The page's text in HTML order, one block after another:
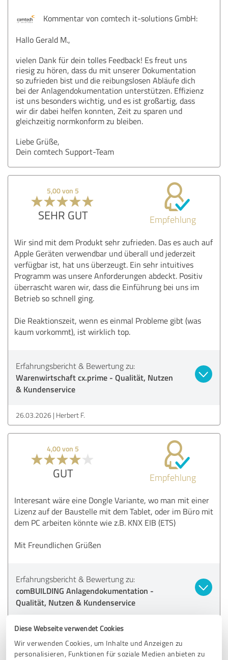
Diese Webseite verwendet Cookies
Wir verwenden Cookies, um Inhalte und Anzeigen zu
personalisieren, Funktionen für soziale Medien anbieten zu
Kommentar von comtech it-solutions GmbH:
Hallo Gerald M.,
vielen Dank für dein tolles Feedback! Es freut uns
riesig zu hören, dass du mit unserer Dokumentation
so zufrieden bist und die reibungslosen Abläufe dich
bei der Anlagendokumentation unterstützen. Effizienz
ist uns besonders wichtig, und es ist großartig, dass
wir dir dabei helfen konnten, Zeit zu sparen und
gleichzeitig normkonform zu bleiben.
Liebe Grüße,
Dein comtech Support-Team
5,00 von 5
SEHR GUT Empfehlung
Wir sind mit dem Produkt sehr zufrieden. Das es auch auf
Apple Geräten verwendbar und überall und jederzeit
verfügbar ist, hat uns überzeugt. Ein sehr intuitives
Programm was unsere Anforderungen abdeckt. Positiv
überrascht waren wir, dass die Einführung bei uns im
Betrieb so schnell ging.
Die Reaktionszeit, wenn es einmal Probleme gibt (was
kaum vorkommt), ist wirklich top.
Erfahrungsbericht & Bewertung zu:
Warenwirtschaft cx.prime - Qualität, Nutzen
& Kundenservice
26.03.2026 Herbert F.
4,00 von 5
GUT Empfehlung
Interesant wäre eine Dongle Variante, wo man mit einer
Lizenz auf der Baustelle mit dem Tablet, oder im Büro mit
dem PC arbeiten könnte wie z.B. KNX EIB (ETS)
Mit Freundlichen Grüßen
Erfahrungsbericht & Bewertung zu:
comBUILDING Anlagendokumentation -
Qualität, Nutzen & Kundenservice
24.03.2026 Christoph P.
Kommentar von comtech it-solutions GmbH: